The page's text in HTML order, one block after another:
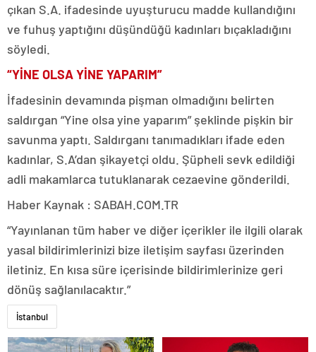
çıkan S.A. ifadesinde uyuşturucu madde kullandığını
ve fuhuş yaptığını düşündüğü kadınları bıçakladığını
söyledi.
“YİNE OLSA YİNE YAPARIM”
İfadesinin devamında pişman olmadığını belirten
saldırgan “Yine olsa yine yaparım” şeklinde pişkin bir
savunma yaptı. Saldırganı tanımadıkları ifade eden
kadınlar, S.A’dan şikayetçi oldu. Şüpheli sevk edildiği
adli makamlarca tutuklanarak cezaevine gönderildi.
Haber Kaynak : SABAH.COM.TR
“Yayınlanan tüm haber ve diğer içerikler ile ilgili olarak
yasal bildirimlerinizi bize iletişim sayfası üzerinden
iletiniz. En kısa süre içerisinde bildirimlerinize geri
dönüş sağlanılacaktır.”
İstanbul